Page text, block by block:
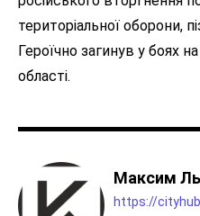
територіальної оборони,
Героїчно загинув у боях
області.
Максим
https://